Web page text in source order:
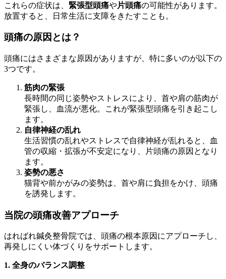
これらの症状は、 緊張型頭痛や片頭痛の可能性があります。
放置すると、日常生活に支障をきたすことも。
頭痛の原因とは？
頭痛にはさまざまな原因がありますが、特に多いのが以下の
3つです。
筋肉の緊張
長時間の同じ姿勢やストレスにより、首や肩の筋肉が
緊張し、血流が悪化。これが緊張型頭痛を引き起こし
ます。
自律神経の乱れ
生活習慣の乱れやストレスで自律神経が乱れると、血
管の収縮・拡張が不安定になり、片頭痛の原因となり
ます。
姿勢の悪さ
猫背や前かがみの姿勢は、首や肩に負担をかけ、頭痛
を誘発します。
当院の頭痛改善アプローチ
はればれ鍼灸整骨院では、頭痛の根本原因にアプローチし、
再発しにくい体づくりをサポートします。
1. 全身のバランス調整